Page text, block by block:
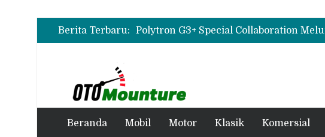
Berita Terbaru:
Beranda Mobil Motor Klasik Komersial